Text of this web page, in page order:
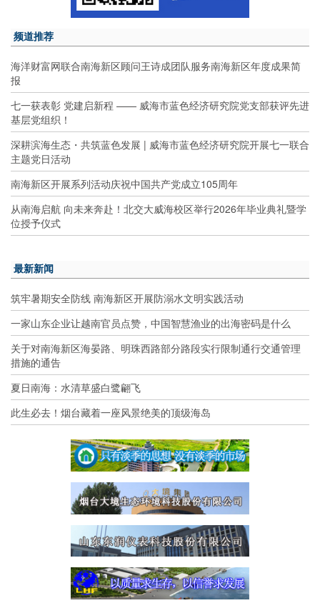
频道推荐
海洋财富网联合南海新区顾问王诗成团队服务南海新区年度成果简
报
七一获表彰 党建启新程 —— 威海市蓝色经济研究院党支部获评先进
基层党组织！
深耕滨海生态・共筑蓝色发展 | 威海市蓝色经济研究院开展七一联合
主题党日活动
南海新区开展系列活动庆祝中国共产党成立105周年
从南海启航 向未来奔赴！北交大威海校区举行2026年毕业典礼暨学
位授予仪式
最新新闻
筑牢暑期安全防线 南海新区开展防溺水文明实践活动
一家山东企业让越南官员点赞，中国智慧渔业的出海密码是什么
关于对南海新区海晏路、明珠西路部分路段实行限制通行交通管理
措施的通告
夏日南海：水清草盛白鹭翩飞
此生必去！烟台藏着一座风景绝美的顶级海岛